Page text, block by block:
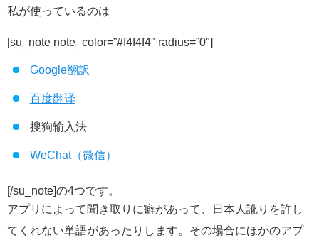
私が使っているのは
[su_note note_color=”#f4f4f4″ radius=”0″]
Google翻訳
百度翻译
搜狗输入法
WeChat（微信）
[/su_note]の4つです。
アプリによって聞き取りに癖があって、日本人訛りを許し
てくれない単語があったりします。その場合にほかのアプ